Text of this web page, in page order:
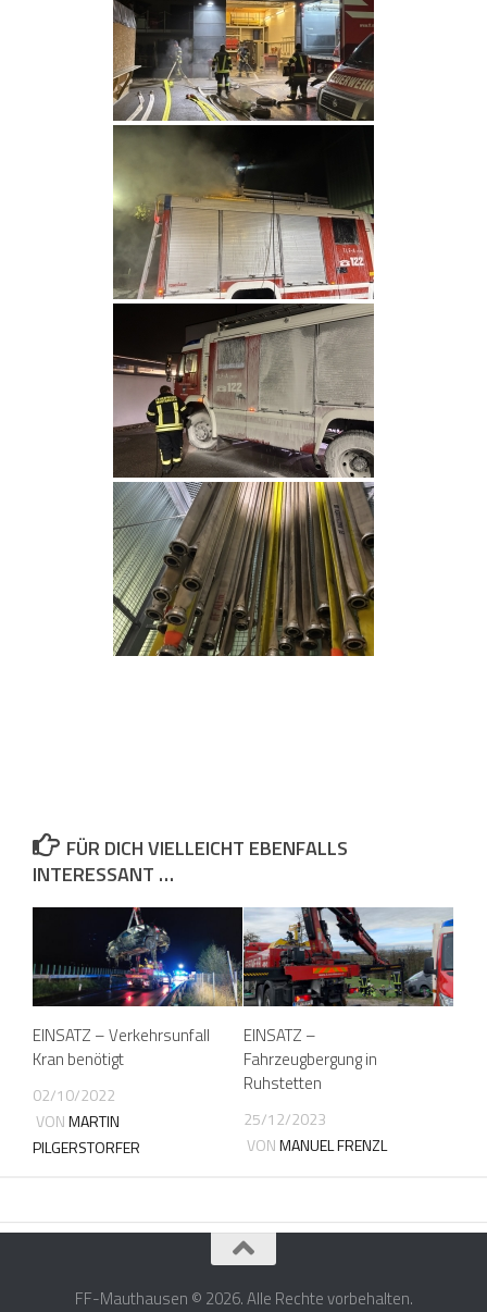
FÜR DICH VIELLEICHT EBENFALLS
INTERESSANT …
EINSATZ – Verkehrsunfall
Kran benötigt
02/10/2022
VONMARTIN
PILGERSTORFER
EINSATZ –
Fahrzeugbergung in
Ruhstetten
25/12/2023
VONMANUEL FRENZL
FF-Mauthausen © 2026. Alle Rechte vorbehalten.